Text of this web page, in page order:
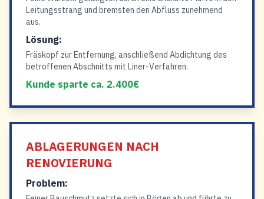
Leitungsstrang und bremsten den Abfluss zunehmend
aus.
Lösung:
Fräskopf zur Entfernung, anschließend Abdichtung des
betroffenen Abschnitts mit Liner-Verfahren.
Kunde sparte ca. 2.400€
ABLAGERUNGEN NACH
RENOVIERUNG
Problem: